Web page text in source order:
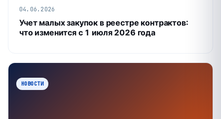
04.06.2026
Учет малых закупок в реестре контрактов:
что изменится с 1 июля 2026 года
НОВОСТИ